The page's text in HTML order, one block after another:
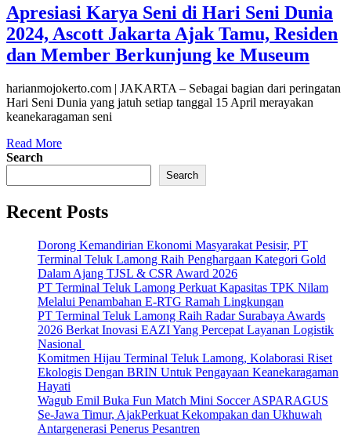
Apresiasi Karya Seni di Hari Seni Dunia
2024, Ascott Jakarta Ajak Tamu, Residen
dan Member Berkunjung ke Museum
harianmojokerto.com | JAKARTA – Sebagai bagian dari peringatan
Hari Seni Dunia yang jatuh setiap tanggal 15 April merayakan
keanekaragaman seni
Read More
Search
Search
Recent Posts
Dorong Kemandirian Ekonomi Masyarakat Pesisir, PT
Terminal Teluk Lamong Raih Penghargaan Kategori Gold
Dalam Ajang TJSL & CSR Award 2026
PT Terminal Teluk Lamong Perkuat Kapasitas TPK Nilam
Melalui Penambahan E-RTG Ramah Lingkungan
PT Terminal Teluk Lamong Raih Radar Surabaya Awards
2026 Berkat Inovasi EAZI Yang Percepat Layanan Logistik
Nasional
Komitmen Hijau Terminal Teluk Lamong, Kolaborasi Riset
Ekologis Dengan BRIN Untuk Pengayaan Keanekaragaman
Hayati
Wagub Emil Buka Fun Match Mini Soccer ASPARAGUS
Se-Jawa Timur, AjakPerkuat Kekompakan dan Ukhuwah
Antargenerasi Penerus Pesantren